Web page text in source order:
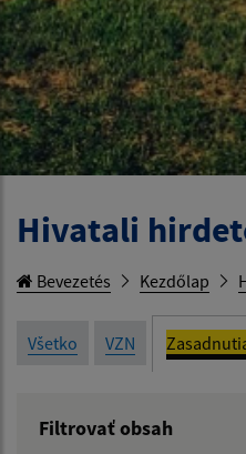
Hivatali
Bevezetés Kezdőlap
Všetko VZN
Filtrovať obsah